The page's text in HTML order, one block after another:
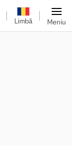
Limbă Meniu